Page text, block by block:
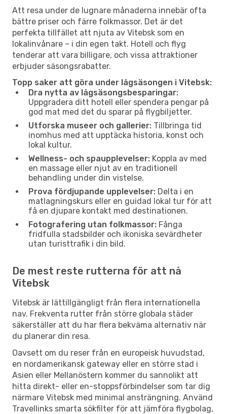
Att resa under de lugnare månaderna innebär ofta
bättre priser och färre folkmassor. Det är det
perfekta tillfället att njuta av Vitebsk som en
lokalinvånare – i din egen takt. Hotell och flyg
tenderar att vara billigare, och vissa attraktioner
erbjuder säsongsrabatter.
Topp saker att göra under lågsäsongen i Vitebsk:
Dra nytta av lågsäsongsbesparingar:
Uppgradera ditt hotell eller spendera pengar på
god mat med det du sparar på flygbiljetter.
Utforska museer och gallerier: Tillbringa tid
inomhus med att upptäcka historia, konst och
lokal kultur.
Wellness- och spaupplevelser: Koppla av med
en massage eller njut av en traditionell
behandling under din vistelse.
Prova fördjupande upplevelser: Delta i en
matlagningskurs eller en guidad lokal tur för att
få en djupare kontakt med destinationen.
Fotografering utan folkmassor: Fånga
fridfulla stadsbilder och ikoniska sevärdheter
utan turisttrafik i din bild.
De mest reste rutterna för att nå
Vitebsk
Vitebsk är lättillgängligt från flera internationella
nav. Frekventa rutter från större globala städer
säkerställer att du har flera bekväma alternativ när
du planerar din resa.
Oavsett om du reser från en europeisk huvudstad,
en nordamerikansk gateway eller en större stad i
Asien eller Mellanöstern kommer du sannolikt att
hitta direkt- eller en-stoppsförbindelser som tar dig
närmare Vitebsk med minimal ansträngning. Använd
Travellinks smarta sökfilter för att jämföra flygbolag,